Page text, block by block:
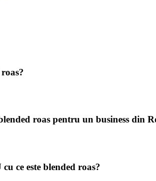
roas?
blended roas pentru un business din
ce este blended roas?